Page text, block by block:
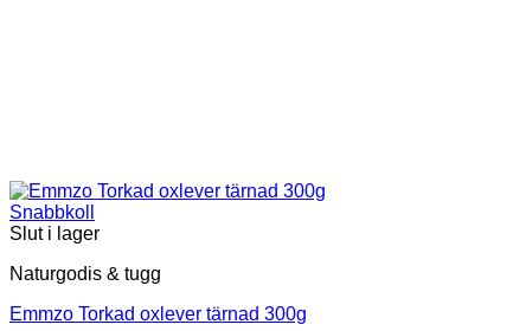
Snabbkoll
Slut i lager
Naturgodis & tugg
Emmzo Torkad oxlever tärnad 300g